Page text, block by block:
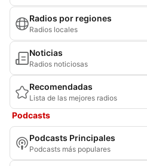
Radios por regiones
Radios locales
Noticias
Radios noticiosas
Recomendadas
Lista de las mejores radios
Podcasts
Podcasts Principales
Podcasts más populares